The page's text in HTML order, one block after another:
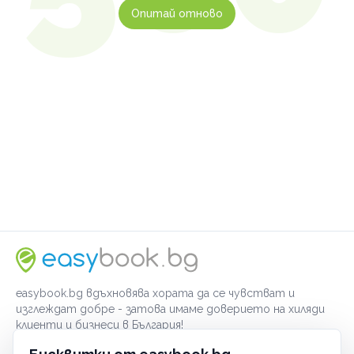
Опитай отново
easybook.bg вдъхновява хората да се чувстват и
изглеждат добре - затова имаме доверието на хиляди
клиенти и бизнеси в България!